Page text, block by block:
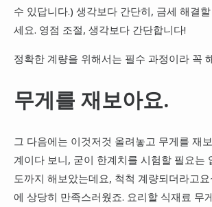
수 있답니다.) 생각보다 간단히, 금세 해결
세요. 영점 조절, 생각보다 간단합니다!
정확한 계량을 위해서는 필수 과정이라 꼭
무게를 재보아요.
그 다음에는 이것저것 올려놓고 무게를 재
계이다 보니, 굳이 한계치를 시험할 필요는
도까지 해보았는데요, 척척 계량되더라고
에 상당히 만족스러웠죠. 요리할 식재료 무